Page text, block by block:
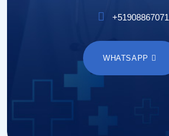
+51908867071
WHATSAPP